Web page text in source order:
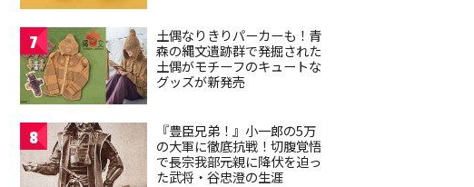
7
土偶なりきりパーカーも！青
森の縄文遺跡群で発掘された
土偶がモチーフのキュートな
グッズが新発売
8
『豊臣兄弟！』小一郎の5万
の大軍に徹底抗戦！切腹覚悟
で長宗我部元親に降伏を迫っ
た武将・谷忠澄の生涯